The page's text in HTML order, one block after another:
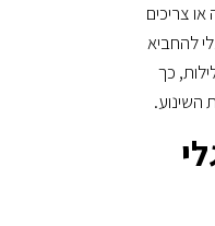
צריכים
להחביא
כך
השינוע.